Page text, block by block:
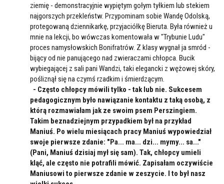
ziemię - demonstracyjnie wypiętym gołym tyłkiem lub stekiem
najgorszych przekleństw. Przypominam sobie Wandę Odolską,
protegowaną dziennikarkę, przyjaciółkę Bieruta. Była również u
mnie na lekcji, bo wówczas komentowała w "Trybunie Ludu"
proces namysłowskich Bonifratrów. Z klasy wygnał ja smród -
bijący od nie panującego nad zwieraczami chłopca. Bucik
wybiegającej z sali pani Wandzi, taki elegancki z wężowej skóry,
pośliznął się na czymś rzadkim i śmierdzącym.
- Często chłopcy mówili tylko - tak lub nie. Sukcesem
pedagogicznym było nawiązanie kontaktu z taką osobą, z
którą rozmawiałam jak ze swoim psem Perszingiem.
Takim beznadziejnym przypadkiem był na przykład
Maniuś. Po wielu miesiącach pracy Maniuś wypowiedział
swoje pierwsze zdanie: "Pa... ma... dzi... mymy... sa..."
(Pani, Maniuś dzisiaj mył się sam). Tak, chłopcy umieli
kląć, ale często nie potrafili mówić. Zapisałam oczywiście
Maniusowi to pierwsze zdanie w zeszycie. I to był nasz